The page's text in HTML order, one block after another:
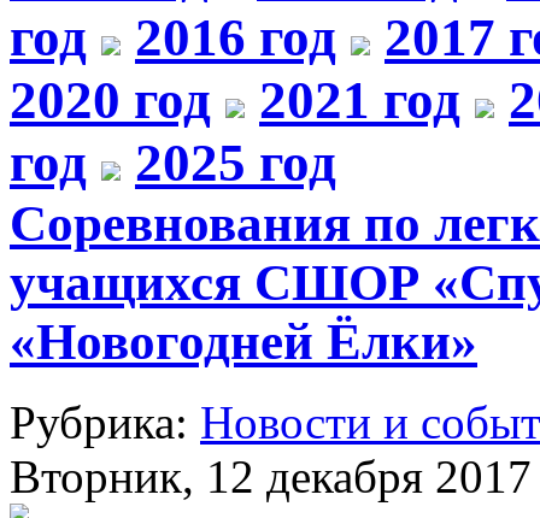
год
2016 год
2017
2020 год
2021 год
год
2025 год
Соревнования по
учащихся СШОР
«Новогодней Ёлки»
Рубрика: Новости и
Вторник, 12 декабря 2017